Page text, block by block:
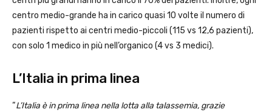
centro medio-grande ha in carico quasi 10 volte il numero di
pazienti rispetto ai centri medio-piccoli (115 vs 12,6 pazienti),
con solo 1 medico in più nell’organico (4 vs 3 medici).
L’Italia in prima linea
“L’Italia è in prima linea nella lotta alla talassemia, grazie